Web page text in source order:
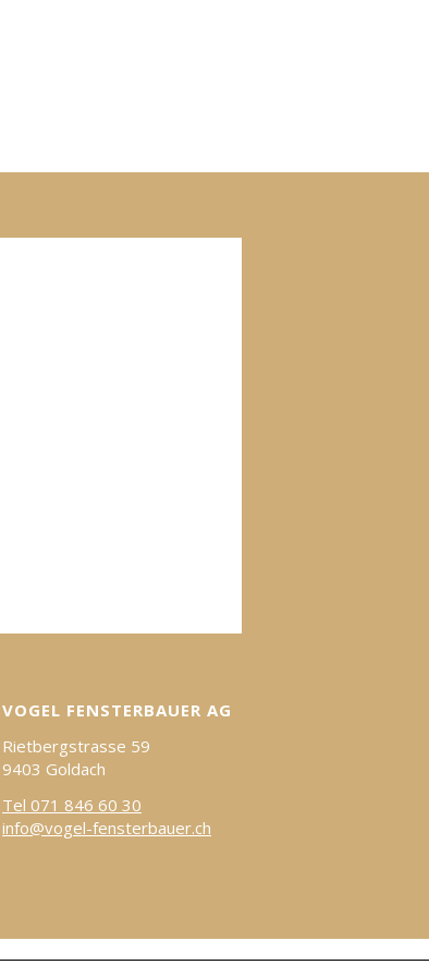
VOGEL FENSTERBAUER AG
Rietbergstrasse 59
9403 Goldach
Tel 071 846 60 30
info@vogel-fensterbauer.ch